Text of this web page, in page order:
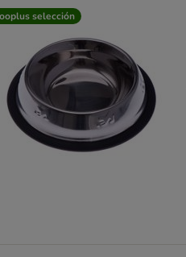
product items have been changed
selección